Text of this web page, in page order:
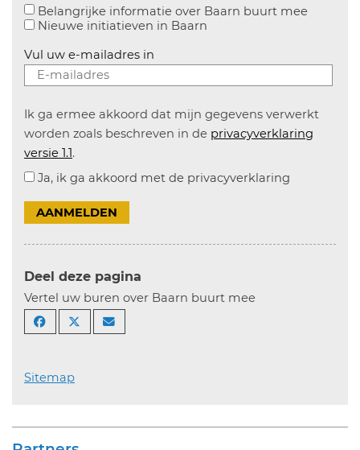
Belangrijke informatie over Baarn buurt mee
Nieuwe initiatieven in Baarn
Vul uw e-mailadres in
Ik ga ermee akkoord dat mijn gegevens verwerkt
worden zoals beschreven in de privacyverklaring
versie 1.1.
Ja, ik ga akkoord met de privacyverklaring
AANMELDEN
Deel deze pagina
Vertel uw buren over Baarn buurt mee
Sitemap